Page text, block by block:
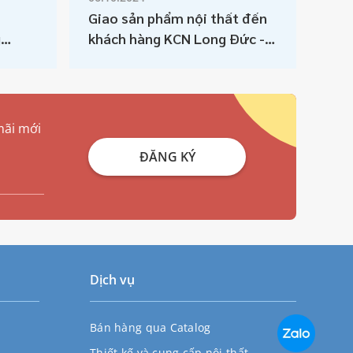
Giao sản phẩm nội thất đến
khách hàng KCN Long Đức -
mới
ĐĂNG KÝ
Dịch vụ
Bán hàng qua Catalog